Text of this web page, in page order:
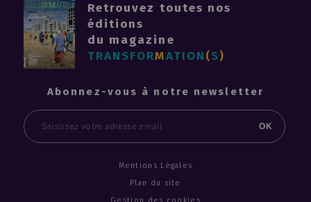
Antinéa
#Unik
Bâtiment B
Retrouvez toutes nos
éditions
du magazine
TRANSFORMATION(S)
Abonnez-vous à notre newsletter
Email
OK
Mentions Légales
Plan du site